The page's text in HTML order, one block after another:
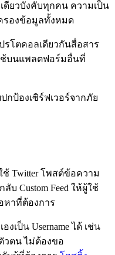
ดียวบังคับทุกคน ความเป็น
รองข้อมูลทั้งหมด
รโตคอลเดียวกันสื่อสาร
ช้บนแพลตฟอร์มอื่นที่
กป้องเซิร์ฟเวอร์จากภัย
ช้ Twitter โพสต์ข้อความ
Custom Feed ให้ผู้ใช้
หาที่ต้องการ
งเป็น Username ได้ เช่น
วตน ไม่ต้องขอ